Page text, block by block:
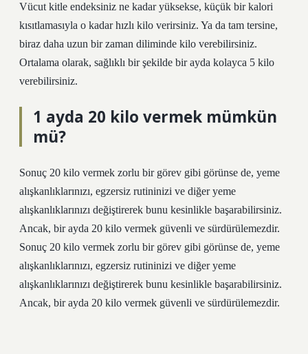
Vücut kitle endeksiniz ne kadar yüksekse, küçük bir kalori
kısıtlamasıyla o kadar hızlı kilo verirsiniz. Ya da tam tersine,
biraz daha uzun bir zaman diliminde kilo verebilirsiniz.
Ortalama olarak, sağlıklı bir şekilde bir ayda kolayca 5 kilo
verebilirsiniz.
1 ayda 20 kilo vermek mümkün
mü?
Sonuç 20 kilo vermek zorlu bir görev gibi görünse de, yeme
alışkanlıklarınızı, egzersiz rutininizi ve diğer yeme
alışkanlıklarınızı değiştirerek bunu kesinlikle başarabilirsiniz.
Ancak, bir ayda 20 kilo vermek güvenli ve sürdürülemezdir.
Sonuç 20 kilo vermek zorlu bir görev gibi görünse de, yeme
alışkanlıklarınızı, egzersiz rutininizi ve diğer yeme
alışkanlıklarınızı değiştirerek bunu kesinlikle başarabilirsiniz.
Ancak, bir ayda 20 kilo vermek güvenli ve sürdürülemezdir.